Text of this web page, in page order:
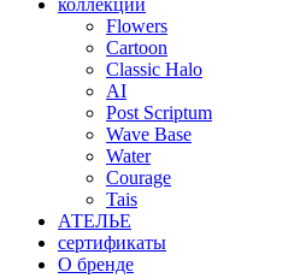
Flowers
Cartoon
Classic Halo
AI
Post Scriptum
Wave Base
Water
Courage
Tais
АТЕЛЬЕ
сертификаты
О бренде